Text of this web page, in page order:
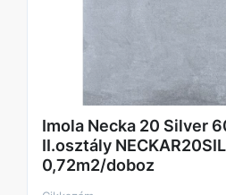
Imola Necka 20 Silver
II.osztály
0,72m2/doboz